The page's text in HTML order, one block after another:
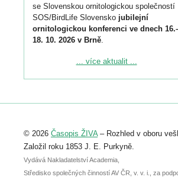
se Slovenskou ornitologickou společností
SOS/BirdLife Slovensko jubilejní
ornitologickou konferenci ve dnech
18. 10. 2026 v Brně.
Podrobnější informace ke konferenci
Registrovat se můžete do 6. září.
abstraktu přihlášené přednášky nebo
posteru je už 30. června.
... více aktualit ...
© 2026 Časopis ŽIVA– Rozhled v oboru
Založil roku 1853 J. E. Purkyně.
Vydává Nakladatelství Academia,
Středisko společných činností AV ČR, v. v. i., za